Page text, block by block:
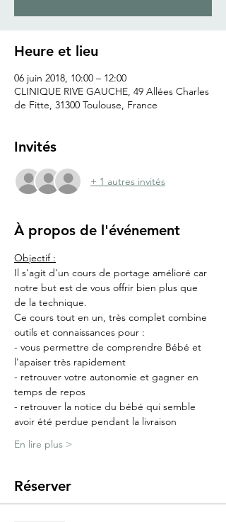
Heure et lieu
06 juin 2018, 10:00 – 12:00
CLINIQUE RIVE GAUCHE, 49 Allées Charles
de Fitte, 31300 Toulouse, France
Invités
+ 1 autres invités
À propos de l'événement
Objectif :
Il s'agit d'un cours de portage amélioré car
notre but est de vous offrir bien plus que
de la technique.
Ce cours tout en un, très complet combine
outils et connaissances pour :
- vous permettre de comprendre Bébé et
l'apaiser très rapidement
- retrouver votre autonomie et gagner en
temps de repos
- retrouver la notice du bébé qui semble
avoir été perdue pendant la livraison
En lire plus >
Réserver